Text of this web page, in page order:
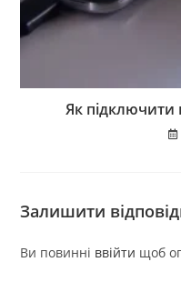
Як підключити
Залишити
Ви повинні ввійти щоб